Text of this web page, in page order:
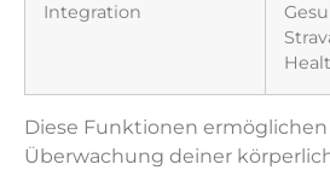
Integration
Diese Funktionen
Überwachung deiner